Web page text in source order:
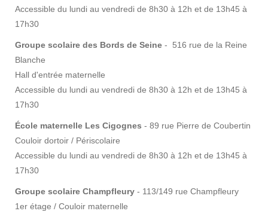
Accessible du lundi au vendredi de 8h30 à 12h et de 13h45 à
17h30
Groupe scolaire des Bords de Seine - 516 rue de la Reine
Blanche
Hall d'entrée maternelle
Accessible du lundi au vendredi de 8h30 à 12h et de 13h45 à
17h30
École maternelle Les Cigognes - 89 rue Pierre de Coubertin
Couloir dortoir / Périscolaire
Accessible du lundi au vendredi de 8h30 à 12h et de 13h45 à
17h30
Groupe scolaire Champfleury - 113/149 rue Champfleury
1er étage / Couloir maternelle